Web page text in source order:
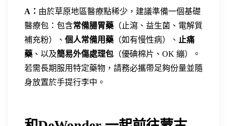
A： 由於草原地區醫療點稀少，建議準備一個基礎
醫療包：包含常備腸胃藥 （止瀉、益生菌、電解質
補充粉）、 個人常備用藥 （如有慢性病）、 止痛
藥 、以及簡易外傷處理包 （優碘棉片、OK 繃）。
若需長期服用特定藥物，請務必攜帶足夠份量並隨
身放置於手提行李中。